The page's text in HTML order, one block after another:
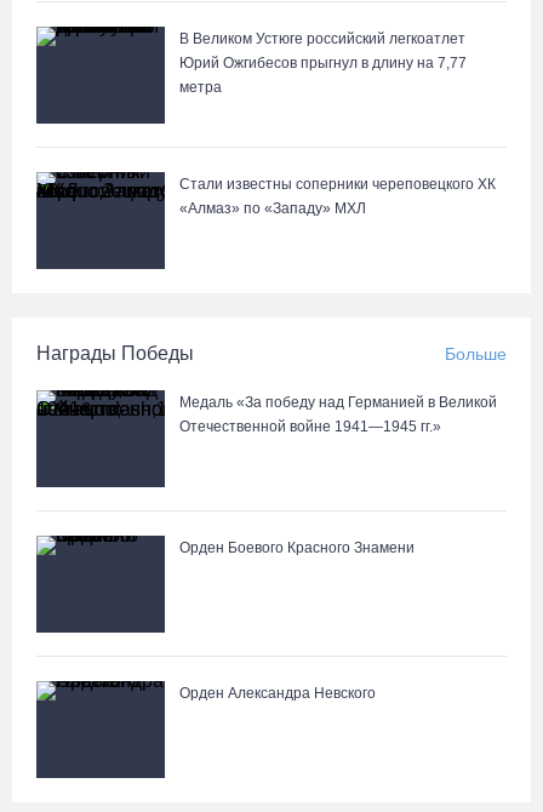
В Великом Устюге российский легкоатлет
Юрий Ожгибесов прыгнул в длину на 7,77
метра
Стали известны соперники череповецкого ХК
«Алмаз» по «Западу» МХЛ
Награды Победы Больше
Медаль «За победу над Германией в Великой
Отечественной войне 1941—1945 гг.»
Орден Боевого Красного Знамени
Орден Александра Невского